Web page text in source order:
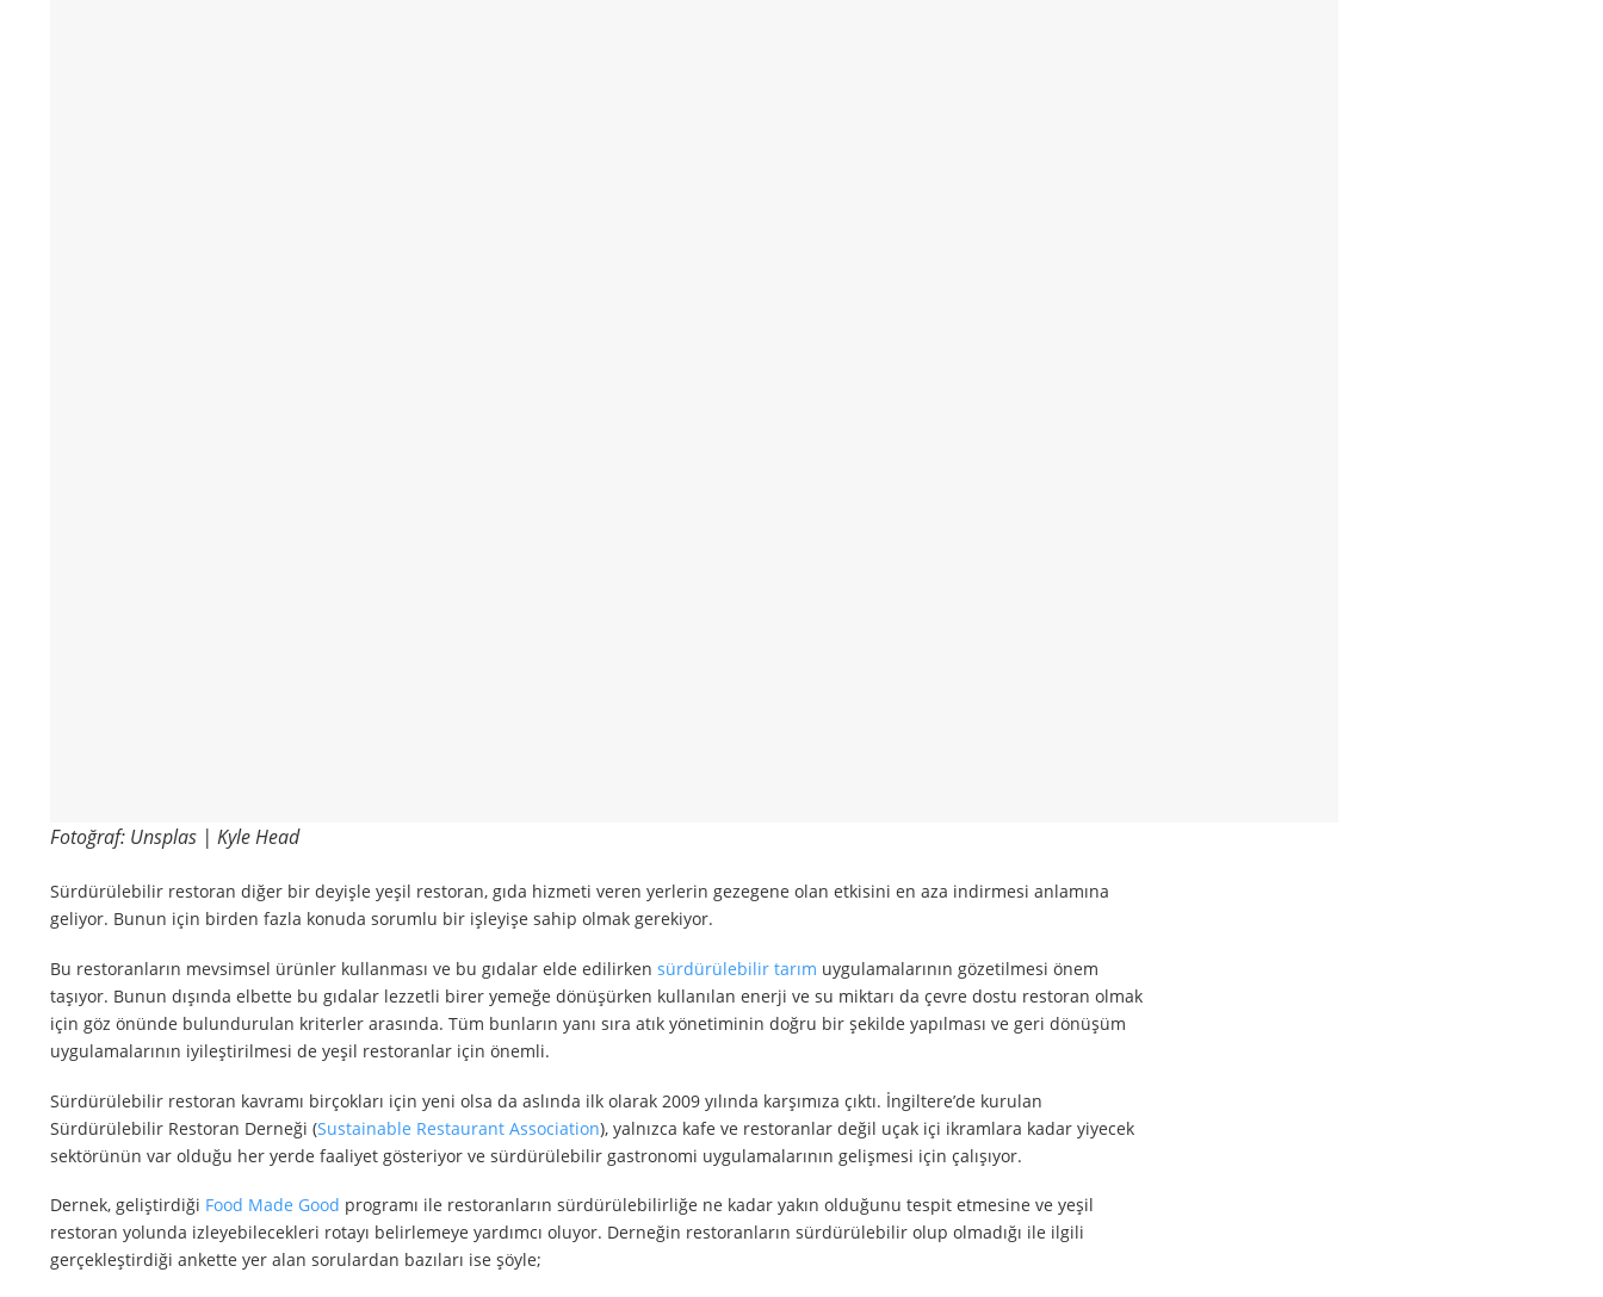
Fotoğraf: Unsplas | Kyle Head
Sürdürülebilir restoran diğer bir deyişle yeşil restoran, gıda hizmeti veren yerlerin gezegene olan etkisini en aza indirmesi anlamına
geliyor. Bunun için birden fazla konuda sorumlu bir işleyişe sahip olmak gerekiyor.
Bu restoranların mevsimsel ürünler kullanması ve bu gıdalar elde edilirken sürdürülebilir tarım uygulamalarının gözetilmesi önem
taşıyor. Bunun dışında elbette bu gıdalar lezzetli birer yemeğe dönüşürken kullanılan enerji ve su miktarı da çevre dostu restoran olmak
için göz önünde bulundurulan kriterler arasında. Tüm bunların yanı sıra atık yönetiminin doğru bir şekilde yapılması ve geri dönüşüm
uygulamalarının iyileştirilmesi de yeşil restoranlar için önemli.
Sürdürülebilir restoran kavramı birçokları için yeni olsa da aslında ilk olarak 2009 yılında karşımıza çıktı. İngiltere’de kurulan
Sürdürülebilir Restoran Derneği (Sustainable Restaurant Association), yalnızca kafe ve restoranlar değil uçak içi ikramlara kadar yiyecek
sektörünün var olduğu her yerde faaliyet gösteriyor ve sürdürülebilir gastronomi uygulamalarının gelişmesi için çalışıyor.
Dernek, geliştirdiği Food Made Good programı ile restoranların sürdürülebilirliğe ne kadar yakın olduğunu tespit etmesine ve yeşil
restoran yolunda izleyebilecekleri rotayı belirlemeye yardımcı oluyor. Derneğin restoranların sürdürülebilir olup olmadığı ile ilgili
gerçekleştirdiği ankette yer alan sorulardan bazıları ise şöyle;